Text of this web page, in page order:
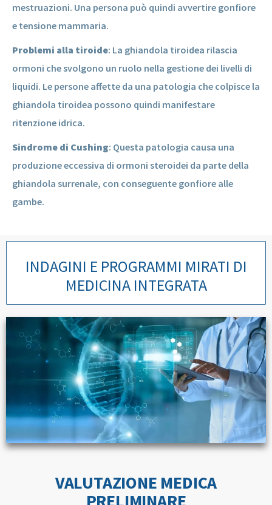
mestruazioni. Una persona può quindi avvertire gonfiore
e tensione mammaria.
Problemi alla tiroide: La ghiandola tiroidea rilascia
ormoni che svolgono un ruolo nella gestione dei livelli di
liquidi. Le persone affette da una patologia che colpisce la
ghiandola tiroidea possono quindi manifestare
ritenzione idrica.
Sindrome di Cushing: Questa patologia causa una
produzione eccessiva di ormoni steroidei da parte della
ghiandola surrenale, con conseguente gonfiore alle
gambe.
INDAGINI E PROGRAMMI MIRATI DI
MEDICINA INTEGRATA
VALUTAZIONE MEDICA